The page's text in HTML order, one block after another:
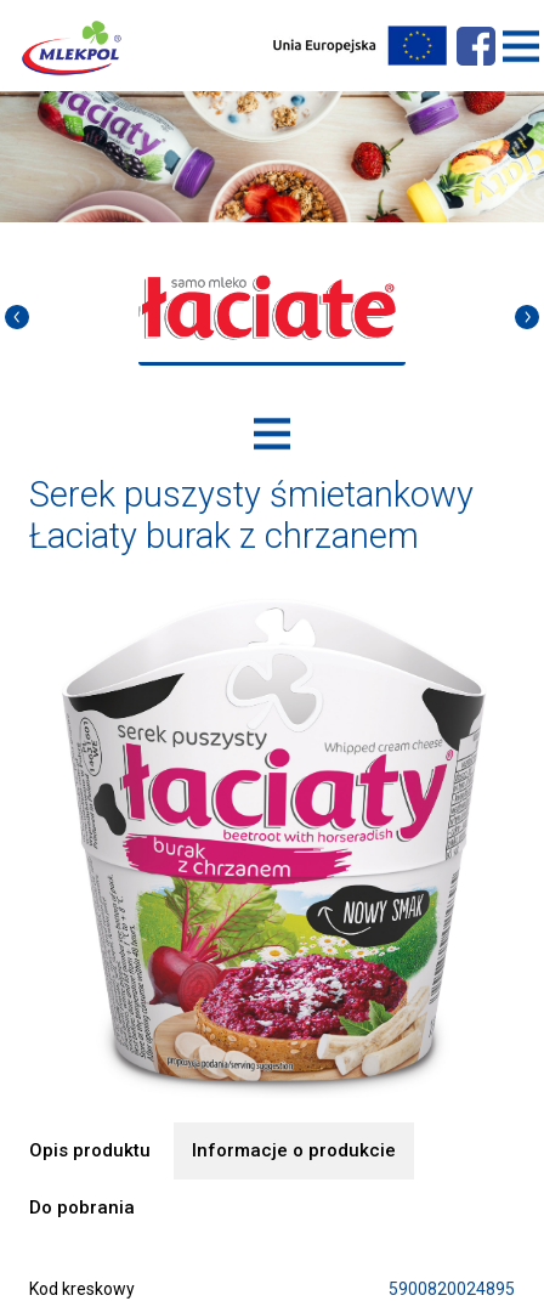
Serek puszysty śmietankowy
Łaciaty burak z chrzanem
Opis produktu Informacje o produkcie
Do pobrania
Kod kreskowy 5900820024895